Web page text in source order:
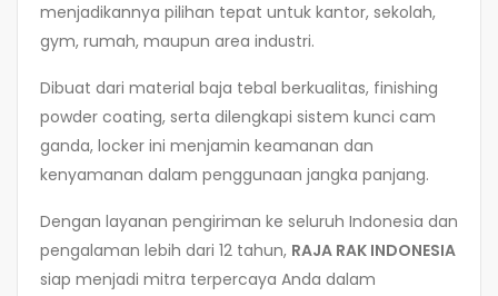
menjadikannya pilihan tepat untuk kantor, sekolah,
gym, rumah, maupun area industri.
Dibuat dari material baja tebal berkualitas, finishing
powder coating, serta dilengkapi sistem kunci cam
ganda, locker ini menjamin keamanan dan
kenyamanan dalam penggunaan jangka panjang.
Dengan layanan pengiriman ke seluruh Indonesia dan
pengalaman lebih dari 12 tahun, RAJA RAK INDONESIA
siap menjadi mitra terpercaya Anda dalam